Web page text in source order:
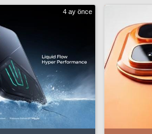
4 ay önce